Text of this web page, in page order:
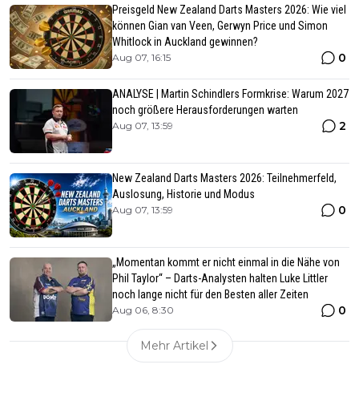
Preisgeld New Zealand Darts Masters 2026: Wie viel
können Gian van Veen, Gerwyn Price und Simon
Whitlock in Auckland gewinnen?
Aug 07, 16:15 0
ANALYSE | Martin Schindlers Formkrise: Warum 2027
noch größere Herausforderungen warten
Aug 07, 13:59 2
New Zealand Darts Masters 2026: Teilnehmerfeld,
Auslosung, Historie und Modus
Aug 07, 13:59 0
„Momentan kommt er nicht einmal in die Nähe von
Phil Taylor“ – Darts-Analysten halten Luke Littler
noch lange nicht für den Besten aller Zeiten
Aug 06, 8:30 0
Mehr Artikel